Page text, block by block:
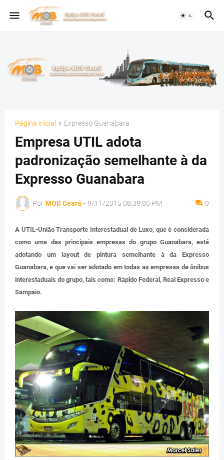
Página inicial Expresso Guanabara
Empresa UTIL adota
padronização semelhante à da
Expresso Guanabara
Por MOB Ceará - 9/11/2015 08:39:00 PM 0
A UTIL-União Transporte Interestadual de Luxo, que é considerada
como uma das principais empresas do grupo Guanabara, está
adotando um layout de pintura semelhante à da Expresso
Guanabara, e que vai ser adotado em todas as empresas de ônibus
interestaduais do grupo, tais como: Rápido Federal, Real Expresso e
Sampaio.